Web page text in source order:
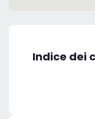
Indice dei